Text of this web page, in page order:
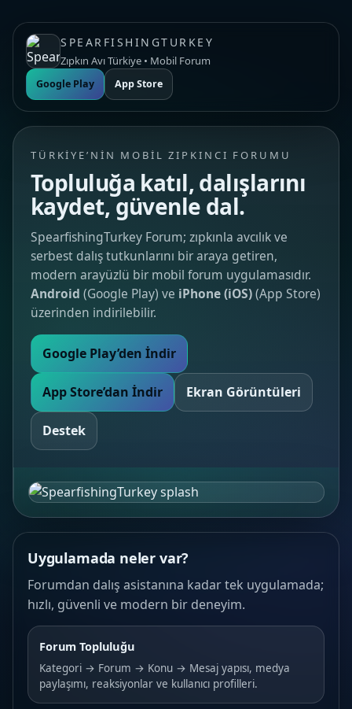
SPEARFISHINGTURKEY
Zıpkın Avı Türkiye • Mobil Forum
Google Play App Store
TÜRKIYE’NIN MOBIL ZIPKINCI FORUMU
Topluluğa katıl, dalışlarını
kaydet, güvenle dal.
SpearfishingTurkey Forum; zıpkınla avcılık ve
serbest dalış tutkunlarını bir araya getiren,
modern arayüzlü bir mobil forum uygulamasıdır.
Android (Google Play) ve iPhone (iOS)(App Store)
üzerinden indirilebilir.
Google Play’den İndir
App Store’dan İndir Ekran Görüntüleri
Destek
Uygulamada neler var?
Forumdan dalış asistanına kadar tek uygulamada;
hızlı, güvenli ve modern bir deneyim.
Forum Topluluğu
Kategori → Forum → Konu → Mesaj yapısı, medya
paylaşımı, reaksiyonlar ve kullanıcı profilleri.